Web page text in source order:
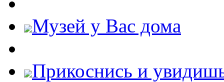
Музей у Вас дома
Прикоснись и